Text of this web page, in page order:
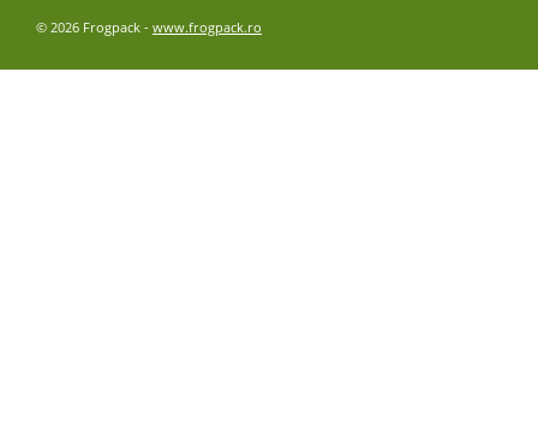
© 2026 Frogpack - www.frogpack.ro